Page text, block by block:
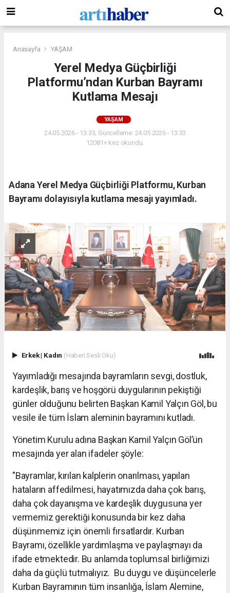
Anasayfa YAŞAM
Yerel Medya Güçbirliği
Platformu’ndan Kurban Bayramı
Kutlama Mesajı
YAŞAM
24.05.2026 - 13:33, Güncelleme: 24.05.2026 - 13:33
12081+ kez okundu.
Adana Yerel Medya Güçbirliği Platformu, Kurban
Bayramı dolayısıyla kutlama mesajı yayımladı.
Erkek| Kadın (Haberi Sesli Oku)
Yayımladığı mesajında bayramların sevgi, dostluk,
kardeşlik, barış ve hoşgörü duygularının pekiştiği
günler olduğunu belirten Başkan Kamil Yalçın Göl, bu
vesile ile tüm İslam aleminin bayramını kutladı.
Yönetim Kurulu adına Başkan Kamil Yalçın Göl’ün
mesajında yer alan ifadeler şöyle:
"Bayramlar, kırılan kalplerin onarılması, yapılan
hataların affedilmesi, hayatımızda daha çok barış,
daha çok dayanışma ve kardeşlik duygusuna yer
vermemiz gerektiği konusunda bir kez daha
düşünmemiz için önemli fırsatlardır. Kurban
Bayramı, özellikle yardımlaşma ve paylaşmayı da
ifade etmektedir. Bu anlamda toplumsal birliğimizi
daha da güçlü tutmalıyız. Bu duygu ve düşüncelerle
Kurban Bayramının tüm insanlığa, İslam Alemine,